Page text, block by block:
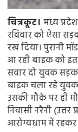
चित्रकूट। मध्य
रविवार को ऐसा
रख दिया। पुरानी
आ रही बाइक को
सवार दो युवक सड़क
बाइक चला रहे
उसकी मौके पर ही
निवासी नरैनी
आरोग्यधाम में